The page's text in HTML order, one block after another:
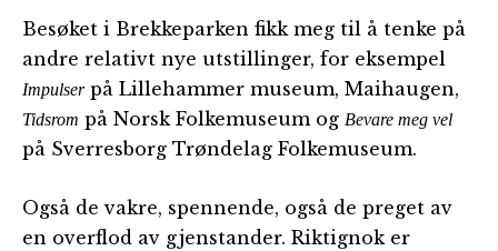
Besøket i Brekkeparken fikk meg til å tenke på
andre relativt nye utstillinger, for eksempel
Impulserpå Lillehammer museum, Maihaugen,
Tidsrom på Norsk Folkemuseum og Bevare meg vel
på Sverresborg Trøndelag Folkemuseum.
Også de vakre, spennende, også de preget av
en overflod av gjenstander. Riktignok er